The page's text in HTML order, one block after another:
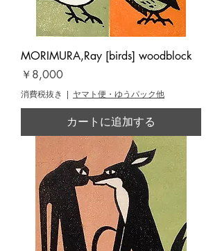
MORIMURA,Ray [birds] woodblock
価格
￥8,000
消費税抜き | ヤマト便・ゆうパック他
カートに追加する